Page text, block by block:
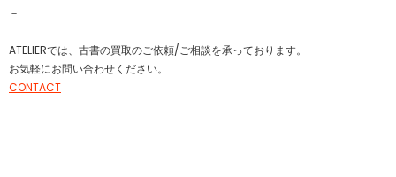
－
ATELIERでは、古書の買取のご依頼/ご相談を承っております。
お気軽にお問い合わせください。
CONTACT